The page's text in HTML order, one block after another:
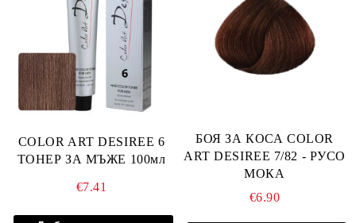
COLOR ART DESIREE 6
ТОНЕР ЗА МЪЖЕ 100мл
€7.41
БОЯ ЗА КОСА COLOR
ART DESIREE 7/82 - РУСО
МОКА
€6.90